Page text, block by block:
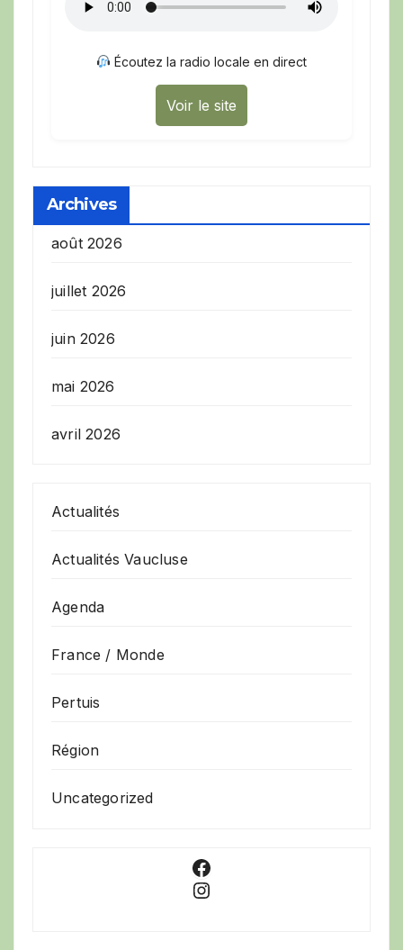
Écoutez la radio locale en direct
Voir le site
Archives
août 2026
juillet 2026
juin 2026
mai 2026
avril 2026
Actualités
Actualités Vaucluse
Agenda
France / Monde
Pertuis
Région
Uncategorized
Facebook
Instagram